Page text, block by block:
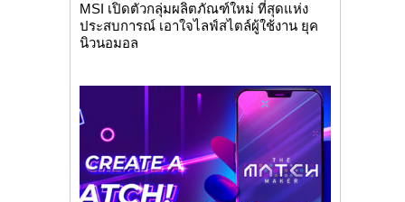
MSI เปิดตัวกลุ่มผลิตภัณฑ์ใหม่ ที่สุดแห่ง
ประสบการณ์ เอาใจไลฟ์สไตล์ผู้ใช้งาน ยุค
นิวนอมอล